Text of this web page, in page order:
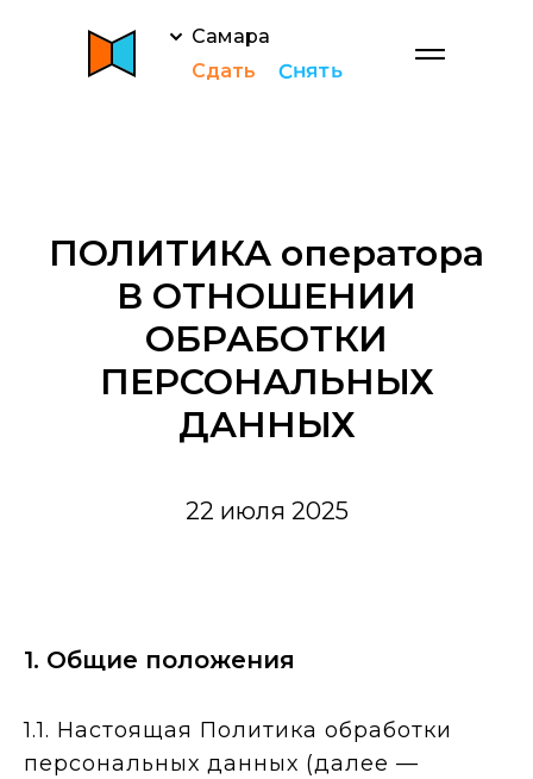
Сдать Снять
Самара
ПОЛИТИКА оператора
В ОТНОШЕНИИ
ОБРАБОТКИ
ПЕРСОНАЛЬНЫХ
ДАННЫХ
22 июля 2025
1. Общие положения
1.1. Настоящая Политика обработки
персональных данных (далее —